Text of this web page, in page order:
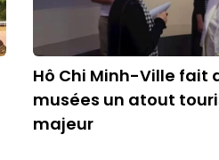
Hô Chi Minh-Ville fait
musées un atout
majeur